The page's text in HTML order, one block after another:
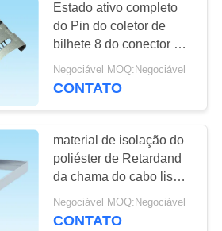
de cartão
9
Estado ativo completo
do Pin do coletor de
bilhete 8 do conector de
cartão da memória Flash
do plástico T
Negociável MOQ:Negociável
CONTATO
material de isolação do
poliéster de Retardand
da chama do cabo liso
do comprimento FFC de
30mm
Negociável MOQ:Negociável
CONTATO